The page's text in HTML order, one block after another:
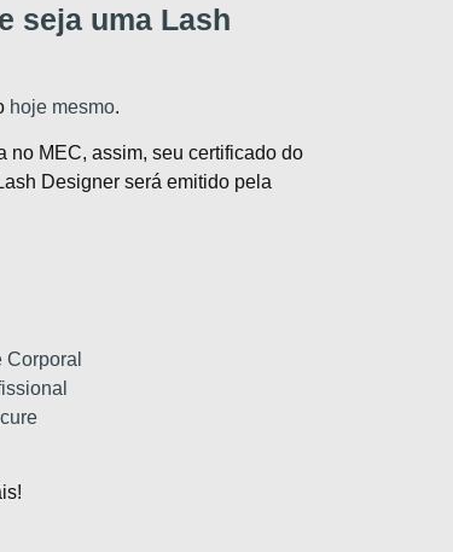
seja uma Lash
hoje mesmo.
no MEC, assim, seu certificado do
Designer será emitido pela